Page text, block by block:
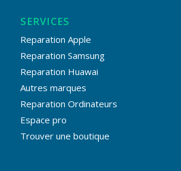
SERVICES
Reparation Apple
Reparation Samsung
Reparation Huawai
Autres marques
Reparation Ordinateurs
Espace pro
Trouver une boutique